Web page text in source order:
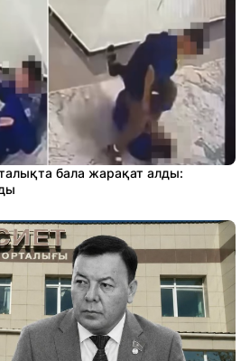
бала жарақат алды: